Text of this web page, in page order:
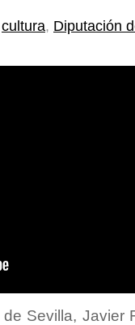
cultura, Diputación
Sevilla, Javier